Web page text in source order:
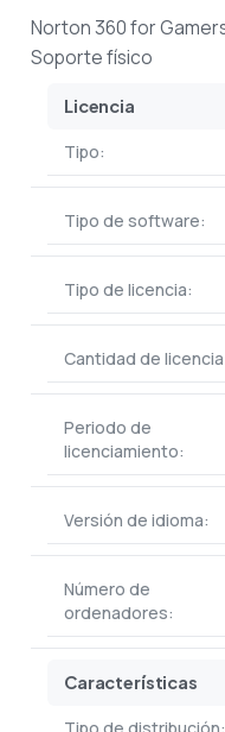
Norton 360 for
Soporte físico
Licencia
Tipo:
Tipo de software:
Tipo de licencia:
Cantidad de
Periodo de
licenciamiento:
Versión de idioma:
Número de
ordenadores:
Características